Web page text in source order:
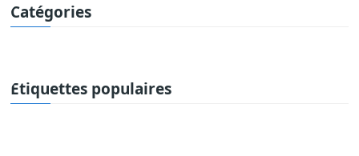
Catégories
Étiquettes populaires